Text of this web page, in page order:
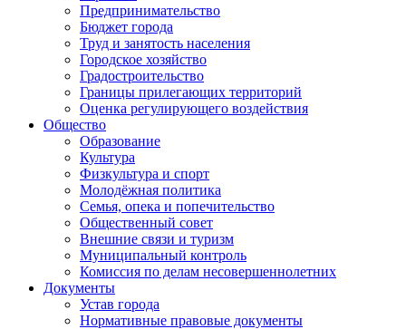
Предпринимательство
Бюджет города
Труд и занятость населения
Городское хозяйство
Градостроительство
Границы прилегающих территорий
Оценка регулирующего воздействия
Общество
Образование
Культура
Физкультура и спорт
Молодёжная политика
Семья, опека и попечительство
Общественный совет
Внешние связи и туризм
Муниципальный контроль
Комиссия по делам несовершеннолетних
Документы
Устав города
Нормативные правовые документы